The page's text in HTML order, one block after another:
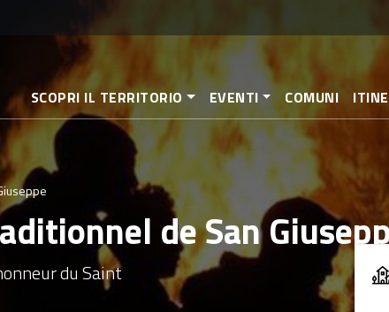
au
contenu
principal
SCOPRI IL TERRITORIO EVENTI COMUNI
de San
du Saint